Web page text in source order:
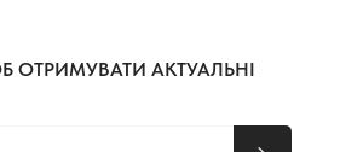
ОТРИМУВАТИ АКТУАЛЬНІ